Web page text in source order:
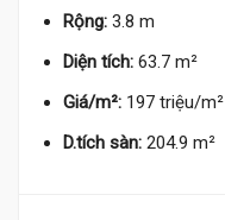
Rộng: 3.8 m
Diện tích: 63.7 m²
Giá/m²: 197 triệu/m²
D.tích sàn: 204.9 m²